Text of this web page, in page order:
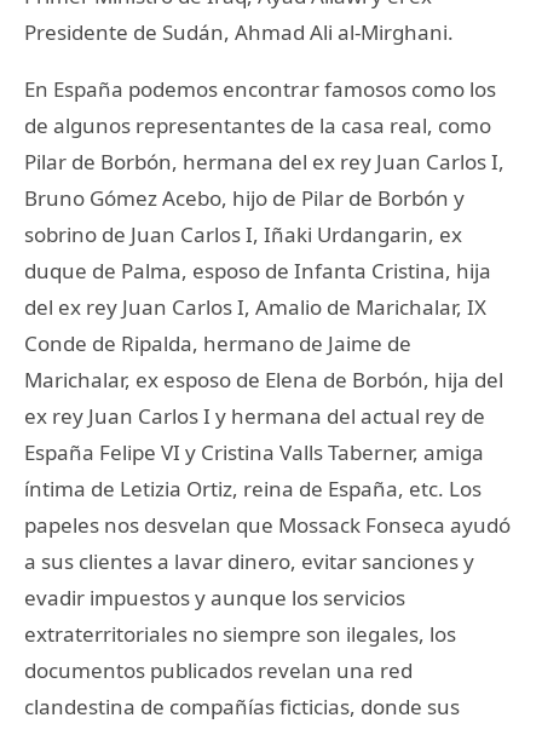
Presidente de Sudán, Ahmad Ali al-Mirghani.
En España podemos encontrar famosos como los
de algunos representantes de la casa real, como
Pilar de Borbón, hermana del ex rey Juan Carlos I,
Bruno Gómez Acebo, hijo de Pilar de Borbón y
sobrino de Juan Carlos I, Iñaki Urdangarin, ex
duque de Palma, esposo de Infanta Cristina, hija
del ex rey Juan Carlos I, Amalio de Marichalar, IX
Conde de Ripalda, hermano de Jaime de
Marichalar, ex esposo de Elena de Borbón, hija del
ex rey Juan Carlos I y hermana del actual rey de
España Felipe VI y Cristina Valls Taberner, amiga
íntima de Letizia Ortiz, reina de España, etc. Los
papeles nos desvelan que Mossack Fonseca ayudó
a sus clientes a lavar dinero, evitar sanciones y
evadir impuestos y aunque los servicios
extraterritoriales no siempre son ilegales, los
documentos publicados revelan una red
clandestina de compañías ficticias, donde sus